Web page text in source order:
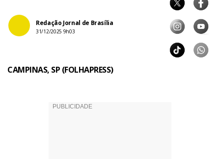
Redação Jornal de Brasília
31/12/2025 9h03
CAMPINAS, SP (FOLHAPRESS)